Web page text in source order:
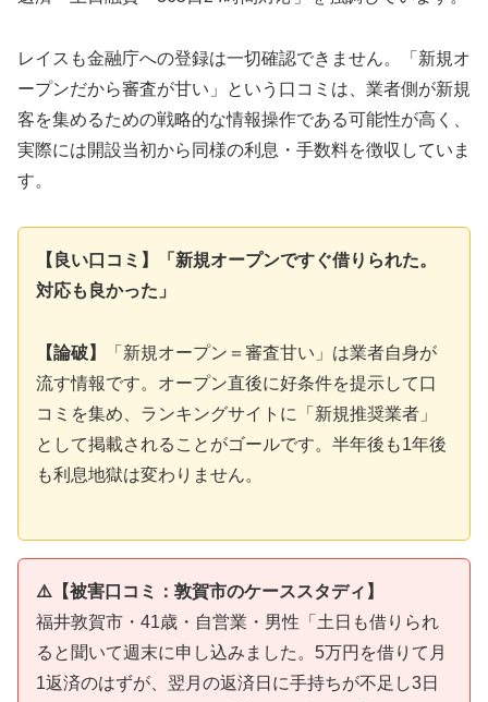
レイスも金融庁への登録は一切確認できません。「新規オ
ープンだから審査が甘い」という口コミは、業者側が新規
客を集めるための戦略的な情報操作である可能性が高く、
実際には開設当初から同様の利息・手数料を徴収していま
す。
【良い口コミ】「新規オープンですぐ借りられた。
対応も良かった」
【論破】
「新規オープン＝審査甘い」は業者自身が
流す情報です。オープン直後に好条件を提示して口
コミを集め、ランキングサイトに「新規推奨業者」
として掲載されることがゴールです。半年後も1年後
も利息地獄は変わりません。
⚠️【被害口コミ：敦賀市のケーススタディ】
福井敦賀市・41歳・自営業・男性「土日も借りられ
ると聞いて週末に申し込みました。5万円を借りて月
1返済のはずが、翌月の返済日に手持ちが不足し3日